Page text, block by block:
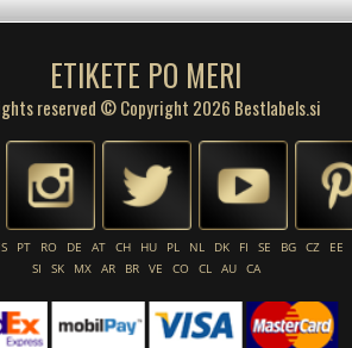
ETIKETE PO MERI
reserved © Copyright 2026 Bestlabels.si
PT RO DE AT CH HU PL NL DK FI SE BG CZ
EE
SI
SK MX AR BR VE CO CL AU CA